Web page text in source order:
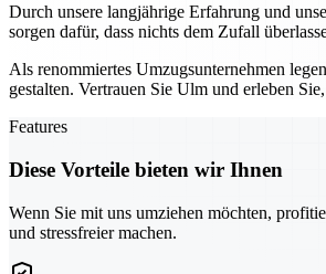
Durch unsere langjährige Erfahrung und
sorgen dafür, dass nichts dem Zufall
Als renommiertes Umzugsunternehmen
gestalten. Vertrauen Sie Ulm und erleben
Features
Diese Vorteile bieten wir Ihnen
Wenn Sie mit uns umziehen möchten,
und stressfreier machen.